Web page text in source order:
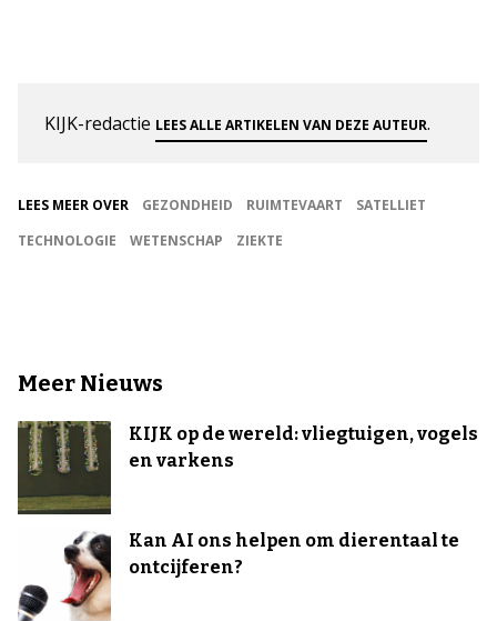
KIJK-redactie LEES ALLE ARTIKELEN VAN DEZE AUTEUR.
LEES MEER OVER GEZONDHEID RUIMTEVAART
SATELLIET
TECHNOLOGIE
WETENSCHAP ZIEKTE
Meer Nieuws
KIJK op de wereld: vliegtuigen, vogels
en varkens
Kan AI ons helpen om dierentaal te
ontcijferen?